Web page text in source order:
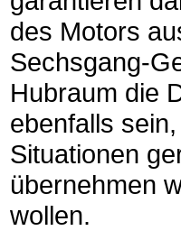
des Motors
Sechsgang-
Hubraum die
ebenfalls
Situationen
übernehmen
wollen.